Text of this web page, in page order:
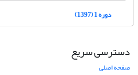
دوره 1 (1397)
دسترسی سریع
صفحه اصلی